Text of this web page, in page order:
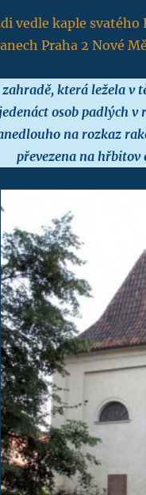
vedle kaple svatého
Praha 2 Nové
zahradě, která ležela v
jedenáct osob padlých
na rozkaz
převezena na hřbitov